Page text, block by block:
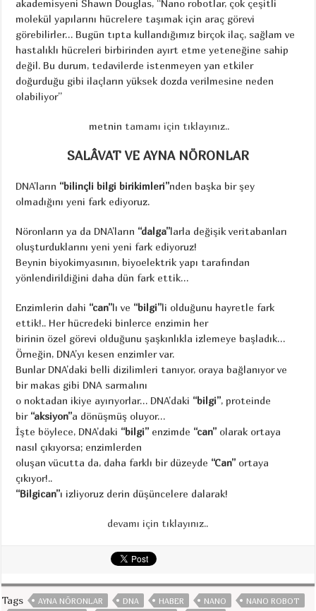
akademisyeni Shawn Douglas, “Nano robotlar, çok çeşitli
molekül yapılarını hücrelere taşımak için araç görevi
görebilirler… Bugün tıpta kullandığımız birçok ilaç, sağlam ve
hastalıklı hücreleri birbirinden ayırt etme yeteneğine sahip
değil. Bu durum, tedavilerde istenmeyen yan etkiler
doğurduğu gibi ilaçların yüksek dozda verilmesine neden
olabiliyor”
metnin tamamı için tıklayınız..
SALÂVAT VE AYNA NÖRONLAR
DNA’ların “bilinçli bilgi birikimleri”nden başka bir şey
olmadığını yeni fark ediyoruz.
Nöronların ya da DNA’ların “dalga”larla değişik veritabanları
oluşturduklarını yeni yeni fark ediyoruz!
Beynin biyokimyasının, biyoelektrik yapı tarafından
yönlendirildiğini daha dün fark ettik…
Enzimlerin dahi “can”lı ve “bilgi”li olduğunu hayretle fark
ettik!.. Her hücredeki binlerce enzimin her
birinin özel görevi olduğunu şaşkınlıkla izlemeye başladık…
Örneğin, DNA’yı kesen enzimler var.
Bunlar DNA’daki belli dizilimleri tanıyor, oraya bağlanıyor ve
bir makas gibi DNA sarmalını
o noktadan ikiye ayırıyorlar… DNA’daki “bilgi”, proteinde
bir “aksiyon”a dönüşmüş oluyor…
İşte böylece, DNA’daki “bilgi” enzimde “can” olarak ortaya
nasıl çıkıyorsa; enzimlerden
oluşan vücutta da, daha farklı bir düzeyde “Can” ortaya
çıkıyor!..
“Bilgican”ı izliyoruz derin düşüncelere dalarak!
devamı için tıklayınız..
Tags AYNA NÖRONLAR DNA HABER NANO
NANO ROBOT